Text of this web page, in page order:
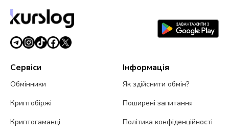
6 серпня 2026 р.5 хв читання
Сервіси
Обмінники
Криптобіржі
Криптогаманці
Інформація
Як здійснити обмін?
Поширені запитання
Політика конфіденційності